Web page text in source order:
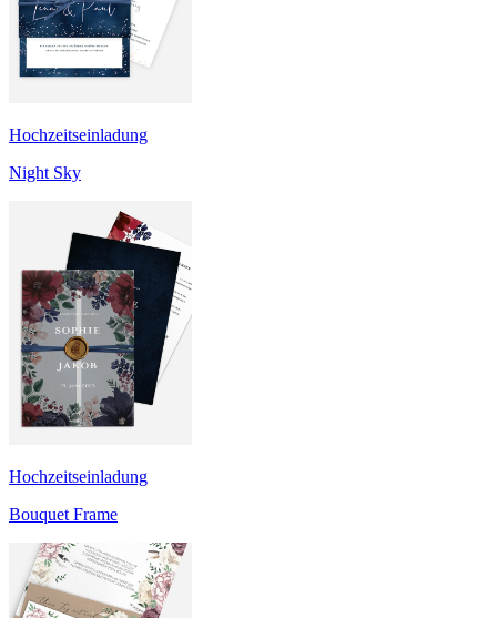
Hochzeitseinladung
Night Sky
Hochzeitseinladung
Bouquet Frame